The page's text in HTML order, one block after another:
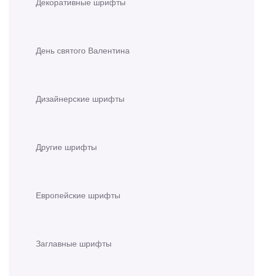
День святого Валентина
Дизайнерские шрифты
Другие шрифты
Европейские шрифты
Заглавные шрифты